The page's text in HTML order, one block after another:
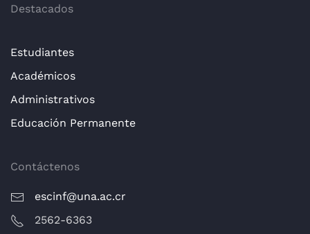
Destacados
Estudiantes
Académicos
Administrativos
Educación Permanente
Contáctenos
escinf@una.ac.cr
2562-6363